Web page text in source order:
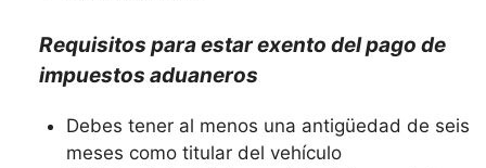
Requisitos para estar exento del pago de
impuestos aduaneros
Debes tener al menos una antigüedad de seis
meses como titular del vehículo